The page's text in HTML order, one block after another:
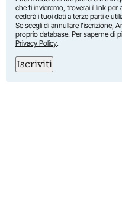
che ti invieremo, troverai il link per
cederà i tuoi dati a terze parti e
Se scegli di annullare l’iscrizione,
proprio database. Per saperne di
Privacy Policy.
Iscriviti